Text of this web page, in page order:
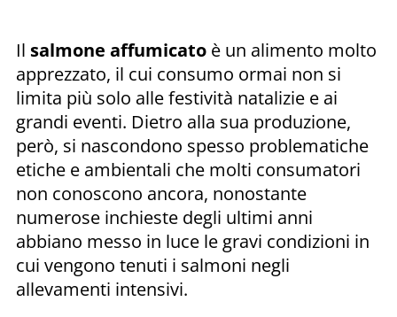
Il salmone affumicato è un alimento molto
apprezzato, il cui consumo ormai non si
limita più solo alle festività natalizie e ai
grandi eventi. Dietro alla sua produzione,
però, si nascondono spesso problematiche
etiche e ambientali che molti consumatori
non conoscono ancora, nonostante
numerose inchieste degli ultimi anni
abbiano messo in luce le gravi condizioni in
cui vengono tenuti i salmoni negli
allevamenti intensivi.